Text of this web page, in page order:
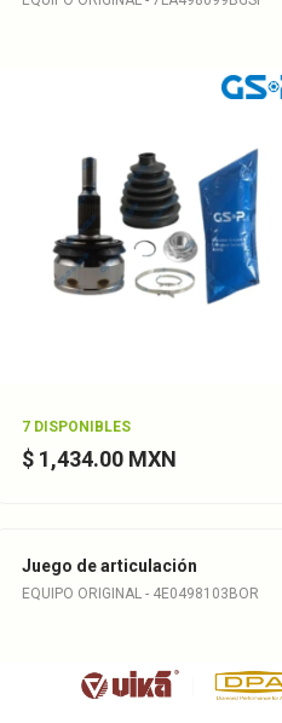
7 DISPONIBLES
$ 1,434.00 MXN
Juego de articulación
EQUIPO ORIGINAL - 4E0498103BOR